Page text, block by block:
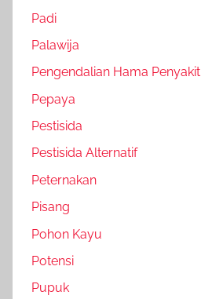
Padi
Palawija
Pengendalian Hama Penyakit
Pepaya
Pestisida
Pestisida Alternatif
Peternakan
Pisang
Pohon Kayu
Potensi
Pupuk